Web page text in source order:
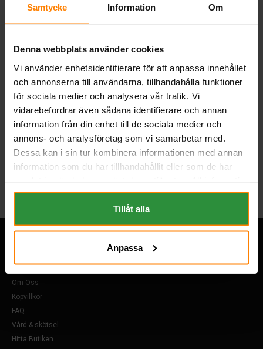
Samtycke Information Om
Denna webbplats använder cookies
Vi använder enhetsidentifierare för att anpassa innehållet
och annonserna till användarna, tillhandahålla funktioner
för sociala medier och analysera vår trafik. Vi
vidarebefordrar även sådana identifierare och annan
information från din enhet till de sociala medier och
annons- och analysföretag som vi samarbetar med.
Dessa kan i sin tur kombinera informationen med annan
information som du har tillhandahållit eller som de har
om "Cookies" och ditt val finner du på vår Cookie sida
längst ner i "footern" på sidan.
Tillåt alla
Anpassa
EAN:9005753007666
BESKRIVNING
Tillbaka
Övrigt
Om Oss
Köpvillkor
FAQ
Vård & skötsel
Hitta Butiken